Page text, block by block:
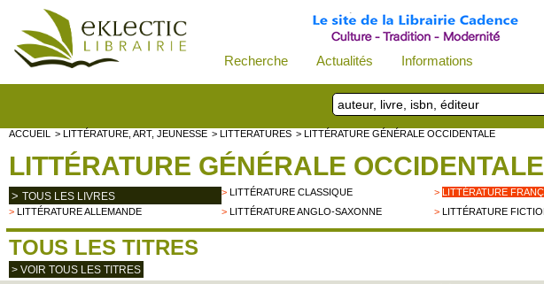
Recherche Actualités Informations
ACCUEIL > LITTÉRATURE, ART, JEUNESSE > LITTERATURES > LITTÉRATURE GÉNÉRALE OCCIDENTALE
LITTÉRATURE GÉNÉRALE OCCIDENTALE
> TOUS LES LIVRES >LITTÉRATURE CLASSIQUE > LITTÉRATURE
> LITTÉRATURE ALLEMANDE >LITTÉRATURE ANGLO-SAXONNE >LITTÉRATURE
TOUS LES TITRES
> VOIR TOUS LES TITRES